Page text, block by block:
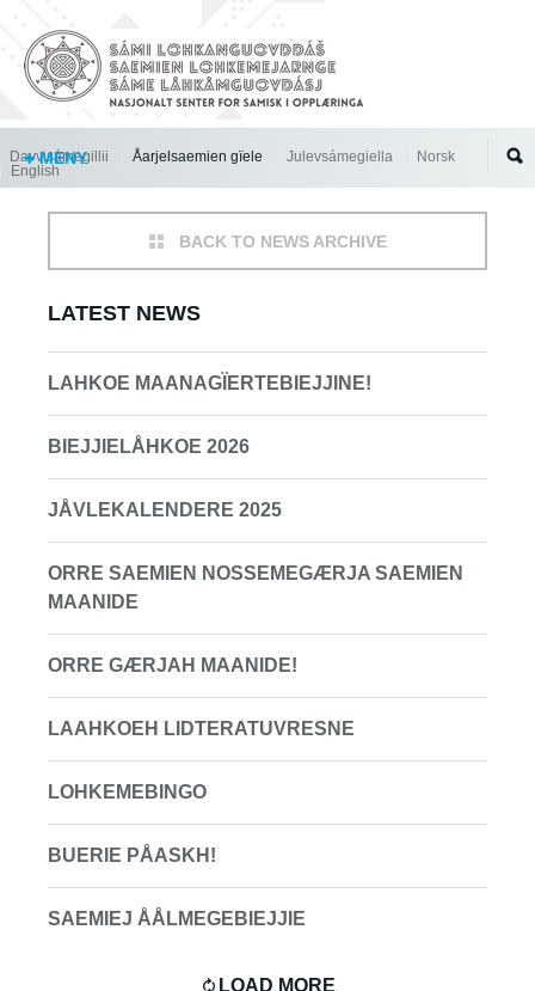
MENY
Davvisámegillii Åarjelsaemien gïele Julevsámegiella
Norsk
English
BACK TO NEWS ARCHIVE
LATEST NEWS
LAHKOE MAANAGÏERTEBIEJJINE!
BIEJJIELÅHKOE 2026
JÅVLEKALENDERE 2025
ORRE SAEMIEN NOSSEMEGÆRJA SAEMIEN
MAANIDE
ORRE GÆRJAH MAANIDE!
LAAHKOEH LIDTERATUVRESNE
LOHKEMEBINGO
BUERIE PÅASKH!
SAEMIEJ ÅÅLMEGEBIEJJIE
LOAD MORE